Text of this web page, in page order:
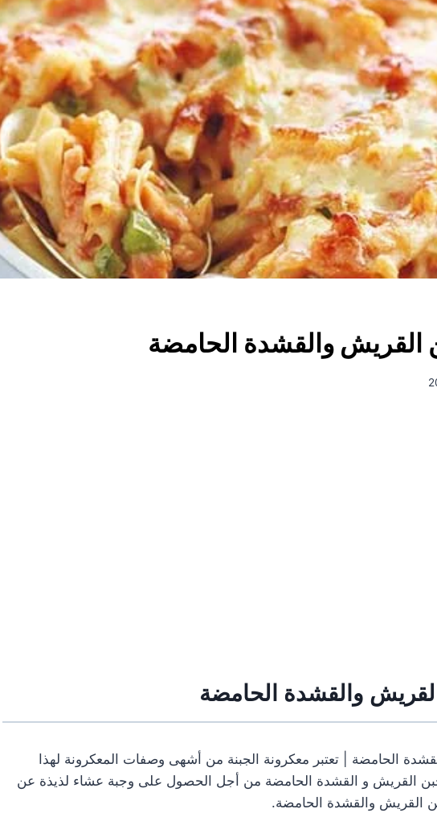
القريش والقشدة الحامضة
والقشدة الحامضة
الحامضة | تعتبر معكرونة الجبنة من أشهى وصفات المعكرونة لهذا
القريش و القشدة الحامضة من أجل الحصول على وجبة عشاء لذيذة عن
القريش والقشدة الحامضة.